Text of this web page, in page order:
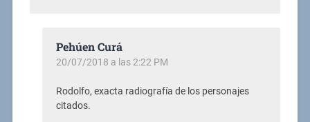
Pehúen Curá
20/07/2018 a las 2:22 PM
Rodolfo, exacta radiografía de los personajes
citados.